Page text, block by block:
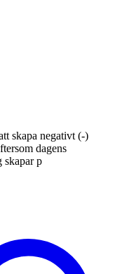
skapa negativt (-)
dagens
skapar p